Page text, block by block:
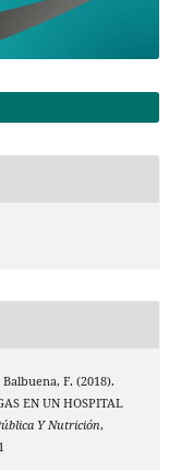
F. (2018).
EN UN HOSPITAL
Y Nutrición,